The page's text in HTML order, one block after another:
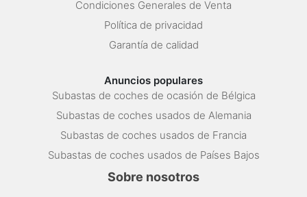
Condiciones Generales de Venta
Política de privacidad
Garantía de calidad
Anuncios populares
Subastas de coches de ocasión de Bélgica
Subastas de coches usados de Alemania
Subastas de coches usados de Francia
Subastas de coches usados de Países Bajos
Sobre nosotros